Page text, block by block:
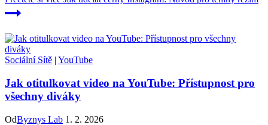
Sociální Sítě | YouTube
Jak otitulkovat video na YouTube: Přístupnost pro
všechny diváky
OdByznys Lab 1. 2. 2026